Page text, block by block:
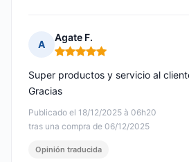
A
Agate F.
Nota: 5 de 5
Publicado el 18/12/2025 à 06h20
tras una compra de 06/12/2025
Super productos y servicio al
Gracias
Opinión traducida